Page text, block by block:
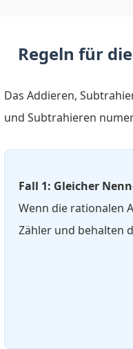
Regeln für
Das Addieren,
und Subtrahieren
Fall 1: Gleicher
Wenn die rationalen
Zähler und behalten